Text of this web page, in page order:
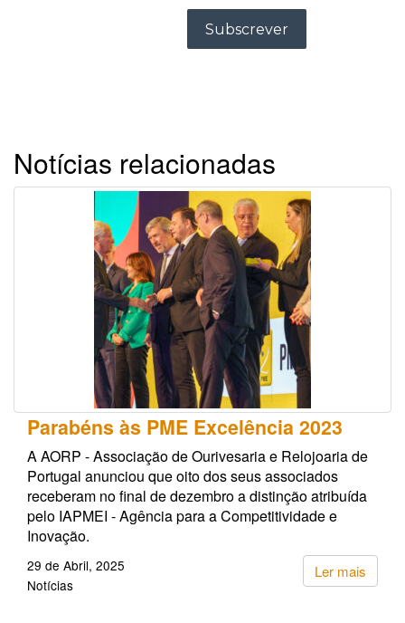
Notícias relacionadas
Parabéns às PME Excelência 2023
A AORP - Associação de Ourivesaria e Relojoaria de
Portugal anunciou que oito dos seus associados
receberam no final de dezembro a distinção atribuída
pelo IAPMEI - Agência para a Competitividade e
Inovação.
Ler mais
29 de Abril, 2025
Notícias